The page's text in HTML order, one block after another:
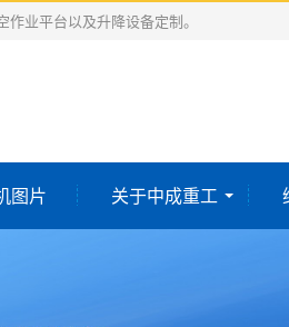
业平台以及升降设备定制。
图片 关于中成重工